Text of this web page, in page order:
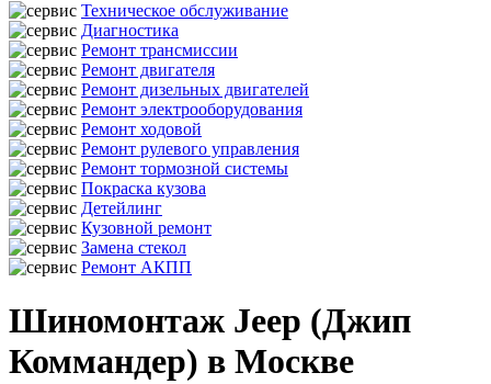
Техническое обслуживание
Диагностика
Ремонт трансмиссии
Ремонт двигателя
Ремонт дизельных двигателей
Ремонт электрооборудования
Ремонт ходовой
Ремонт рулевого управления
Ремонт тормозной системы
Покраска кузова
Детейлинг
Кузовной ремонт
Замена стекол
Ремонт АКПП
Шиномонтаж Jeep (Джип
Коммандер) в Москве